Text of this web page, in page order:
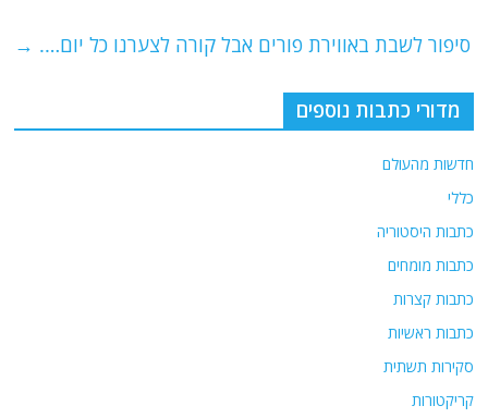
p
o
סיפור לשבת באווירת פורים אבל קורה לצערנו כל יום…. →
מדורי כתבות נוספים
חדשות מהעולם
כללי
כתבות היסטוריה
כתבות מומחים
כתבות קצרות
כתבות ראשיות
סקירות תשתית
קריקטורות